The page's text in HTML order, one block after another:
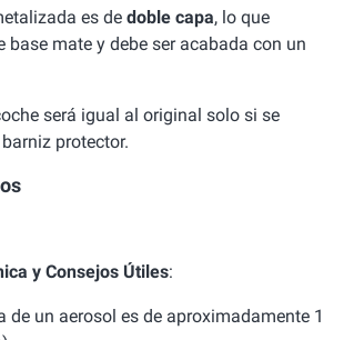
es de doble capa, lo que
base mate y debe ser acabada con un
será igual al original solo si se
protector.
y Consejos Útiles:
de un aerosol es de aproximadamente 1